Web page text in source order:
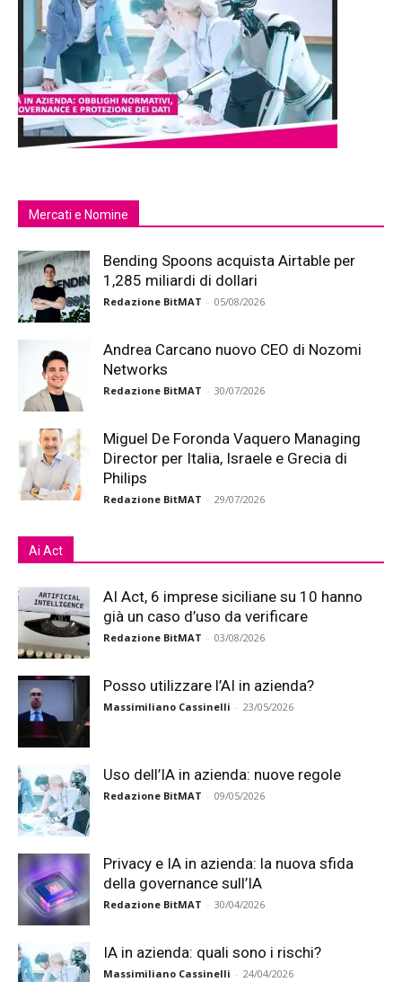
Mercati e Nomine
Bending Spoons acquista Airtable per
1,285 miliardi di dollari
Redazione BitMAT - 05/08/2026
Andrea Carcano nuovo CEO di Nozomi
Networks
Redazione BitMAT - 30/07/2026
Miguel De Foronda Vaquero Managing
Director per Italia, Israele e Grecia di
Philips
Redazione BitMAT - 29/07/2026
Ai Act
AI Act, 6 imprese siciliane su 10 hanno
già un caso d’uso da verificare
Redazione BitMAT - 03/08/2026
Posso utilizzare l’AI in azienda?
Massimiliano Cassinelli - 23/05/2026
Uso dell’IA in azienda: nuove regole
Redazione BitMAT - 09/05/2026
Privacy e IA in azienda: la nuova sfida
della governance sull’IA
Redazione BitMAT - 30/04/2026
IA in azienda: quali sono i rischi?
Massimiliano Cassinelli - 24/04/2026